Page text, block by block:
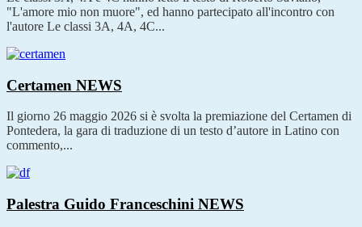
"L'amore mio non muore", ed hanno partecipato all'incontro con
l'autore Le classi 3A, 4A, 4C...
Certamen NEWS
Il giorno 26 maggio 2026 si è svolta la premiazione del Certamen di
Pontedera, la gara di traduzione di un testo d’autore in Latino con
commento,...
Palestra Guido Franceschini NEWS